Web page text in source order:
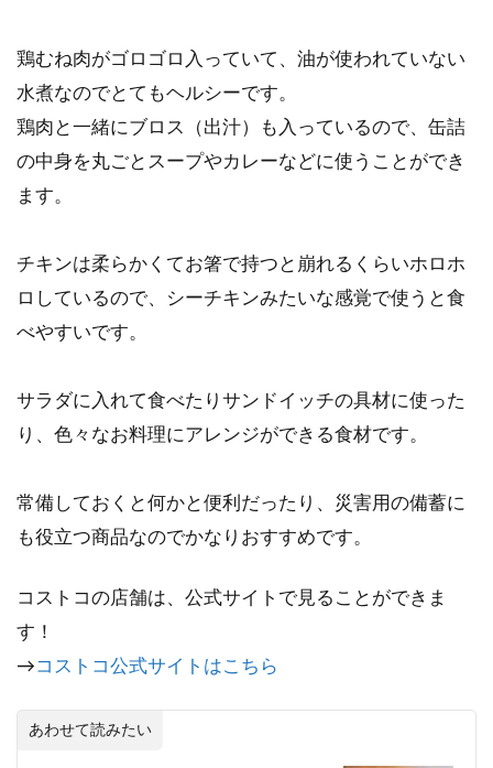
鶏むね肉がゴロゴロ入っていて、油が使われていない
水煮なのでとてもヘルシーです。
鶏肉と一緒にブロス（出汁）も入っているので、缶詰
の中身を丸ごとスープやカレーなどに使うことができ
ます。
チキンは柔らかくてお箸で持つと崩れるくらいホロホ
ロしているので、シーチキンみたいな感覚で使うと食
べやすいです。
サラダに入れて食べたりサンドイッチの具材に使った
り、色々なお料理にアレンジができる食材です。
常備しておくと何かと便利だったり、災害用の備蓄に
も役立つ商品なのでかなりおすすめです。
コストコの店舗は、公式サイトで見ることができま
す！
→コストコ公式サイトはこちら
あわせて読みたい